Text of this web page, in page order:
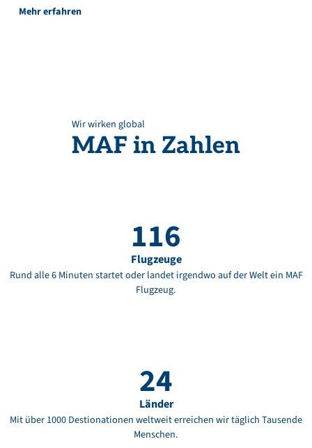
Mehr erfahren
Wir wirken global
MAF in Zahlen
116
Flugzeuge
Rund alle 6 Minuten startet oder landet irgendwo auf der Welt ein MAF
Flugzeug.
24
Länder
Mit über 1000 Destionationen weltweit erreichen wir täglich Tausende
Menschen.